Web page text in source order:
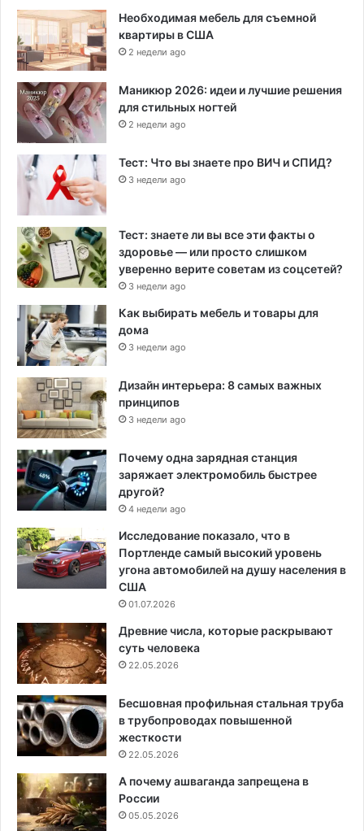
Необходимая мебель для съемной
квартиры в США
2 недели ago
Маникюр 2026: идеи и лучшие решения
для стильных ногтей
2 недели ago
Тест: Что вы знаете про ВИЧ и СПИД?
3 недели ago
Тест: знаете ли вы все эти факты о
здоровье — или просто слишком
уверенно верите советам из соцсетей?
3 недели ago
Как выбирать мебель и товары для
дома
3 недели ago
Дизайн интерьера: 8 самых важных
принципов
3 недели ago
Почему одна зарядная станция
заряжает электромобиль быстрее
другой?
4 недели ago
Исследование показало, что в
Портленде самый высокий уровень
угона автомобилей на душу населения в
США
01.07.2026
Древние числа, которые раскрывают
суть человека
22.05.2026
Бесшовная профильная стальная труба
в трубопроводах повышенной
жесткости
22.05.2026
А почему ашваганда запрещена в
России
05.05.2026